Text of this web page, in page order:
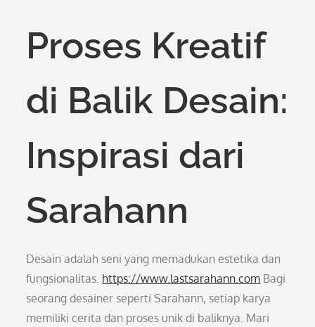
Proses Kreatif
di Balik Desain:
Inspirasi dari
Sarahann
Desain adalah seni yang memadukan estetika dan
fungsionalitas. https://www.lastsarahann.com Bagi
seorang desainer seperti Sarahann, setiap karya
memiliki cerita dan proses unik di baliknya. Mari